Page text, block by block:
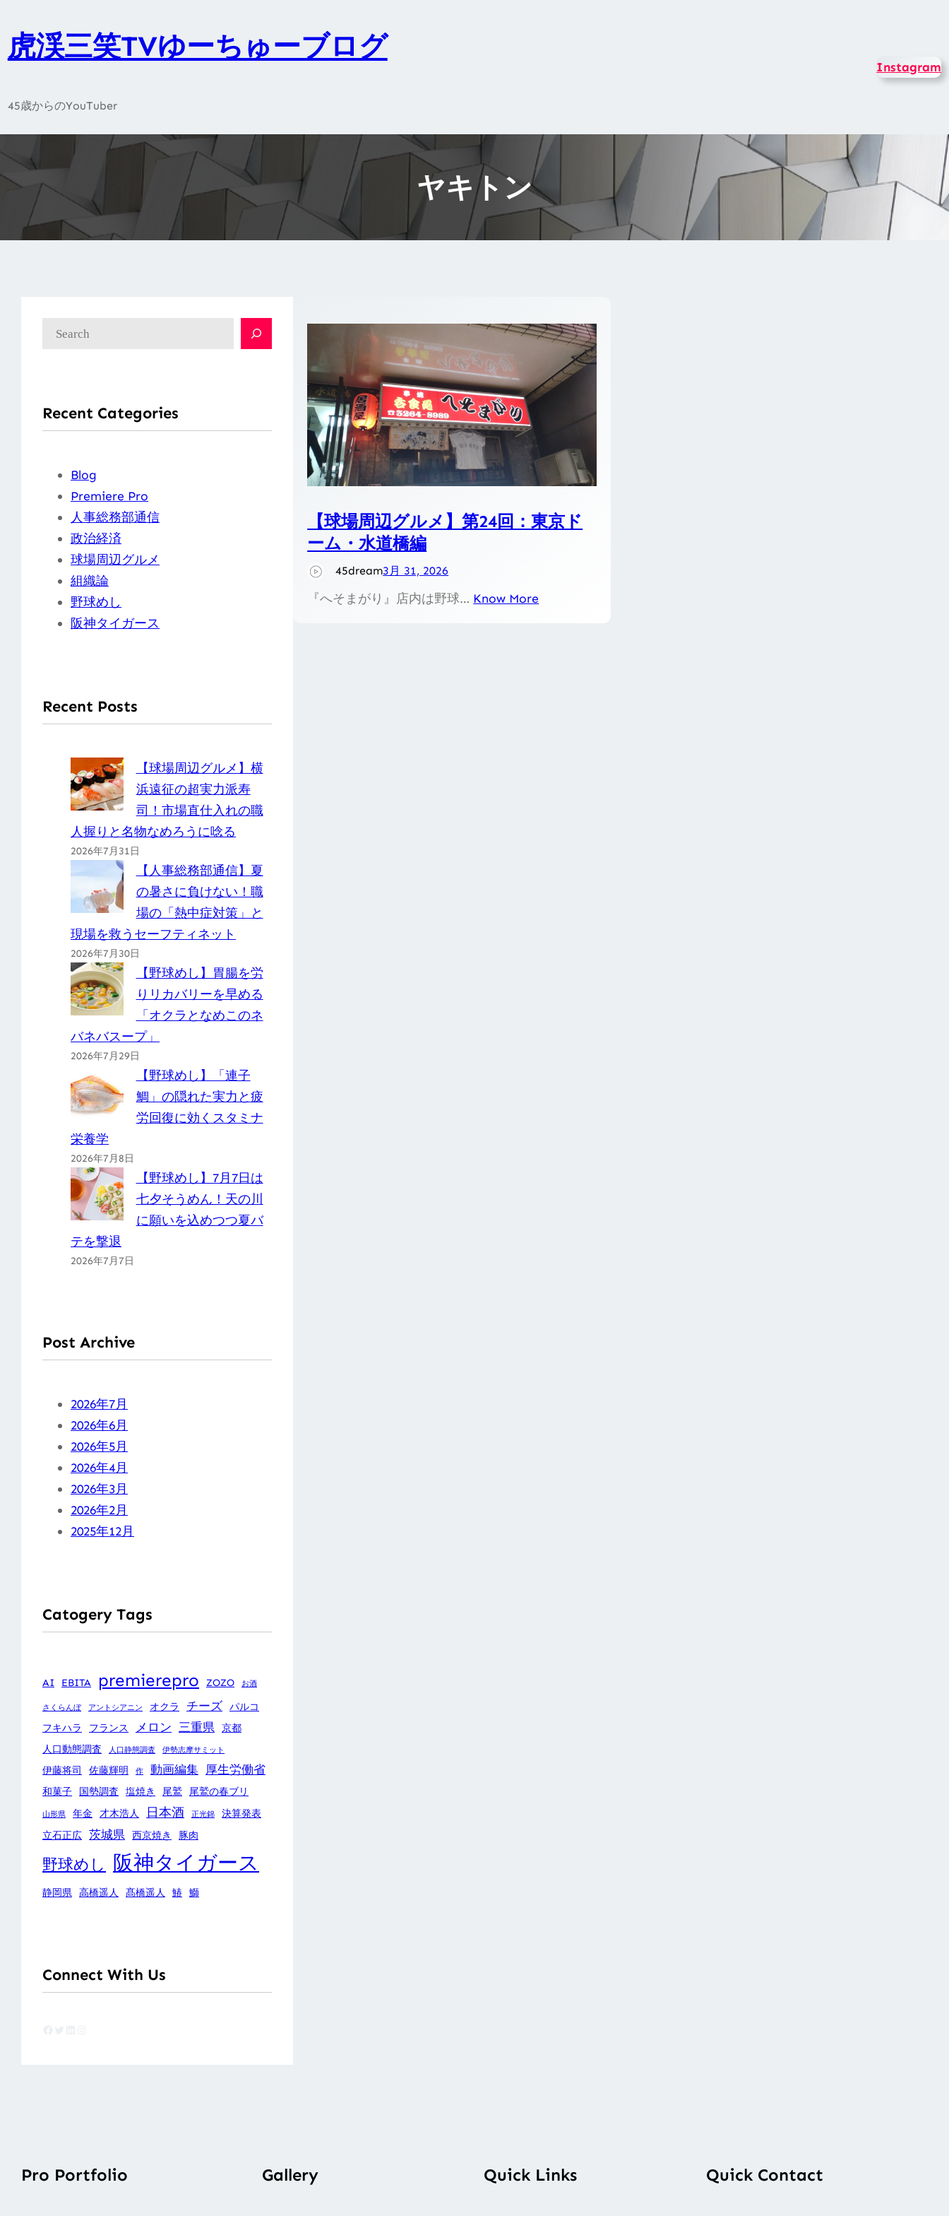
を
プ
虎渓三笑TVゆーちゅーブログ
45歳からのYouTuber
Instagram
ヤキトン
Recent Categories
Blog
Premiere Pro
人事総務部通信
政治経済
球場周辺グルメ
組織論
野球めし
阪神タイガース
Recent Posts
【球場周辺グルメ】横
浜遠征の超実力派寿
司！市場直仕入れの職
人握りと名物なめろうに唸る
2026年7月31日
【人事総務部通信】夏
の暑さに負けない！職
場の「熱中症対策」と
現場を救うセーフティネット
2026年7月30日
【野球めし】胃腸を労
りリカバリーを早める
「オクラとなめこのネ
バネバスープ」
2026年7月29日
【野球めし】「連子
鯛」の隠れた実力と疲
労回復に効くスタミナ
栄養学
2026年7月8日
【野球めし】7月7日は
七夕そうめん！天の川
に願いを込めつつ夏バ
テを撃退
2026年7月7日
Post Archive
2026年7月
2026年6月
2026年5月
2026年4月
2026年3月
2026年2月
2025年12月
Catogery Tags
AI EBITA premierepro ZOZO お酒
さくらんぼ アントシアニン オクラ チーズ パルコ
フキハラ
フランス メロン 三重県
京都
人口動態調査
人口静態調査 伊勢志摩サミット
伊藤将司 佐藤輝明 作 動画編集 厚生労働省
和菓子 国勢調査 塩焼き 尾鷲 尾鷲の春ブリ
山形県 年金 才木浩人 日本酒 正光錦
決算発表
立石正広 茨城県 西京焼き 豚肉
野球めし 阪神タイガース
静岡県 高橋遥人 髙橋遥人 鰆 鰤
Connect With Us
【球場周辺グルメ】第24回：東京ド
ーム・水道橋編
45dream3月 31, 2026
『へそまがり』店内は野球… Know More
Pro Portfolio Gallery Quick Links Quick Contact